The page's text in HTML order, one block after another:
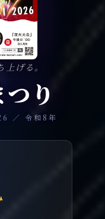
げる。
り
／ 令和8年